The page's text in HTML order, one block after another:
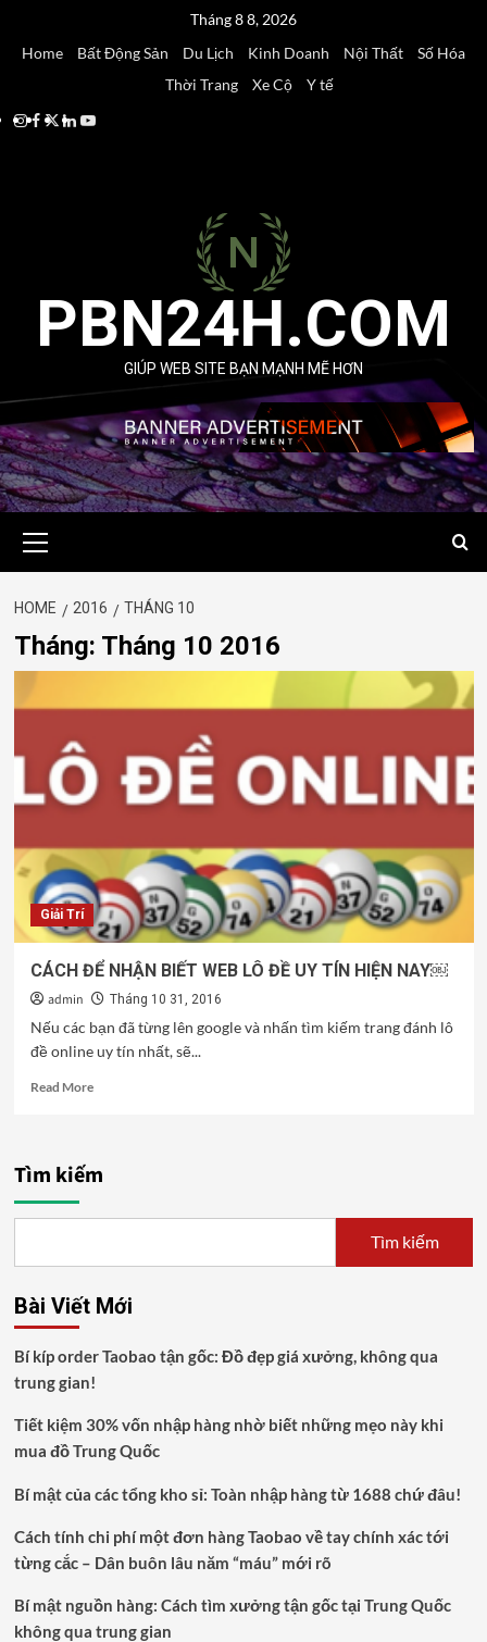
Tháng 8 8, 2026
Home
Bất Động Sản Du Lịch Kinh Doanh Nội Thất
Số Hóa
Thời Trang
Xe Cộ
Y tế
Instagram
Facebook
Twitter
Linkedin
Youtube
PBN24H.COM
GIÚP WEB SITE BẠN MẠNH MẼ HƠN
Menu
HOME 2016 THÁNG 10
Tháng: Tháng 10 2016
Giải Trí
CÁCH ĐỂ NHẬN BIẾT WEB LÔ ĐỀ UY TÍN HIỆN NAY￼
admin Tháng 10 31, 2016
Nếu các bạn đã từng lên google và nhấn tìm kiếm trang đánh lô
đề online uy tín nhất, sẽ...
Read MoreRead
NHẬN
ĐỀ
TÍN
NAY
Tìm kiếm
Tìm kiếm
Bài Viết Mới
Bí kíp order Taobao tận gốc: Đồ đẹp giá xưởng, không qua
trung gian!
Tiết kiệm 30% vốn nhập hàng nhờ biết những mẹo này khi
mua đồ Trung Quốc
Bí mật của các tổng kho sỉ: Toàn nhập hàng từ 1688 chứ đâu!
Cách tính chi phí một đơn hàng Taobao về tay chính xác tới
từng cắc – Dân buôn lâu năm “máu” mới rõ
Bí mật nguồn hàng: Cách tìm xưởng tận gốc tại Trung Quốc
không qua trung gian